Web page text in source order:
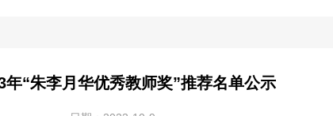
年“朱李月华优秀教师奖”推荐名单公示